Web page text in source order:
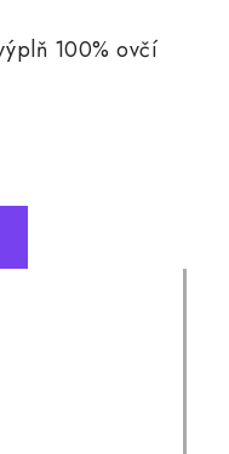
100% ovčí